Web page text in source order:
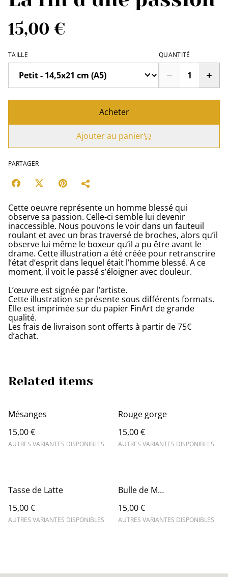
15,00 €
TAILLE QUANTITÉ
Acheter
Ajouter au panier
PARTAGER
Cette oeuvre représente un homme blessé qui
observe sa passion. Celle-ci semble lui devenir
inaccessible. Nous pouvons le voir dans un fauteuil
roulant et avec un bras traversé de broches, alors qu’il
observe lui même le boxeur qu’il a pu être avant le
drame. Cette illustration a été créée pour retranscrire
l’état d’esprit dans lequel était l’homme blessé. A ce
moment, il voit le passé s’éloigner avec douleur.
L’œuvre est signée par l’artiste.
Cette illustration se présente sous différents formats.
Elle est imprimée sur du papier FinArt de grande
qualité.
Les frais de livraison sont offerts à partir de 75€
d’achat.
Related items
Mésanges
15,00 €
AUTRES VARIANTES DISPONIBLES
Rouge gorge
15,00 €
AUTRES VARIANTES DISPONIBLES
Tasse de Latte
15,00 €
AUTRES VARIANTES DISPONIBLES
Bulle de M…
15,00 €
AUTRES VARIANTES DISPONIBLES